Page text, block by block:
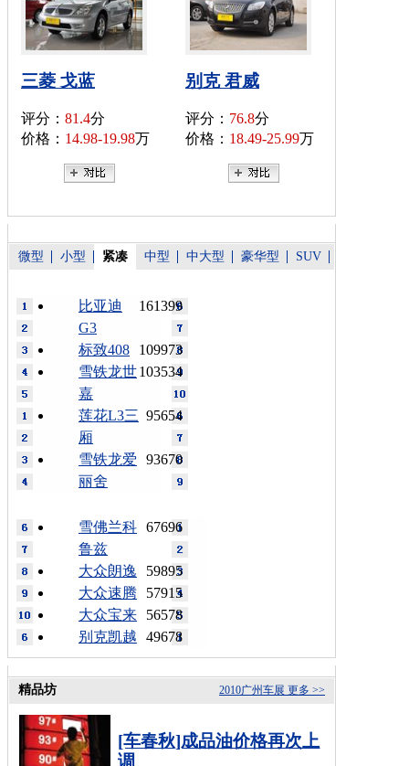
三菱 戈蓝
评分： 81.4分
价格： 14.98-19.98万
别克 君威
评分： 76.8分
价格： 18.49-25.99万
微型 小型 紧凑 中型 中大型 豪华型 SUV
161399
比亚迪
G3
109973
标致408
103534
雪铁龙世
嘉
95654
莲花L3三
厢
93670
雪铁龙爱
丽舍
67696
雪佛兰科
鲁兹
59895
大众朗逸
57915
大众速腾
56578
大众宝来
49678
别克凯越
更多 >>
2010广州车展
精品坊
[车春秋]成品油价格再次上
调